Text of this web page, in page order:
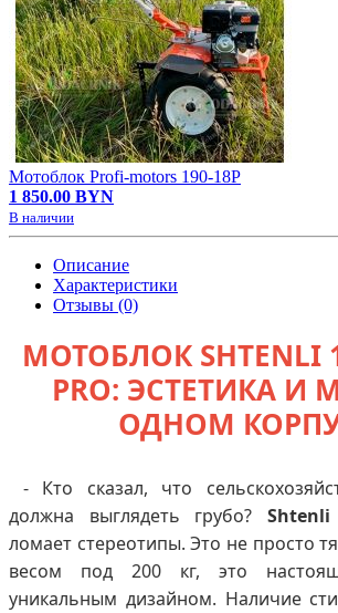
Мотоблок Profi-motors 190-18P
1 850.00 BYN
В наличии
Описание
Характеристики
Отзывы (0)
МОТОБЛОК SHTENLI
PRO: ЭСТЕТИКА И
ОДНОМ
- Кто сказал, что
должна выглядеть грубо? Shtenli
ломает стереотипы. Это не просто
весом под 200 кг, это
уникальным дизайном. Наличие